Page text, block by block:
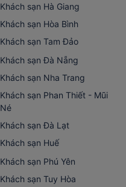
Khách sạn Hà Giang
Khách sạn Hòa Bình
Khách sạn Tam Đảo
Khách sạn Đà Nẵng
Khách sạn Nha Trang
Khách sạn Phan Thiết - Mũi
Né
Khách sạn Đà Lạt
Khách sạn Huế
Khách sạn Phú Yên
Khách sạn Tuy Hòa